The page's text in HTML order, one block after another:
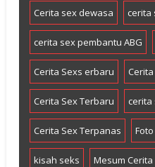
Cerita sex dewasa cerita
cerita sex pembantu ABG
Cerita Sexs erbaru
Cerita Sex Terbaru cerita
Cerita Sex Terpanas
kisah seks Mesum Cerita